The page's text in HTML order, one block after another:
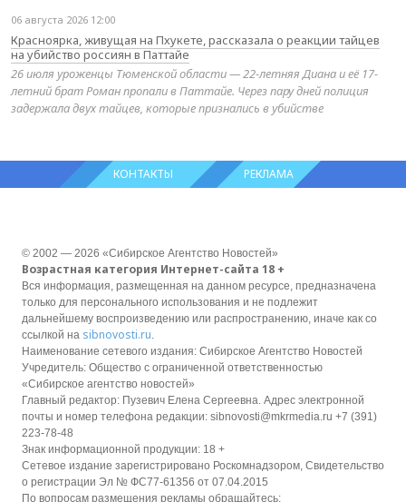
06 августа 2026 12:00
Красноярка, живущая на Пхукете, рассказала о реакции тайцев
на убийство россиян в Паттайе
26 июля уроженцы Тюменской области — 22-летняя Диана и её 17-
летний брат Роман пропали в Паттайе. Через пару дней полиция
задержала двух тайцев, которые признались в убийстве
КОНТАКТЫ РЕКЛАМА
© 2002 — 2026 «Сибирское Агентство Новостей»
Возрастная категория Интернет-сайта 18 +
Вся информация, размещенная на данном ресурсе, предназначена
только для персонального использования и не подлежит
дальнейшему воспроизведению или распространению, иначе как со
ссылкой на sibnovosti.ru
Наименование сетевого издания: Сибирское Агентство Новостей
Учредитель: Общество с ограниченной ответственностью
«Сибирское агентство новостей»
Главный редактор: Пузевич Елена Сергеевна. Адрес электронной
почты и номер телефона редакции: sibnovosti@mkrmedia.ru +7 (391)
223-78-48
Знак информационной продукции: 18 +
Сетевое издание зарегистрировано Роскомнадзором, Свидетельство
о регистрации Эл № ФС77-61356 от 07.04.2015
По вопросам размещения рекламы обращайтесь: